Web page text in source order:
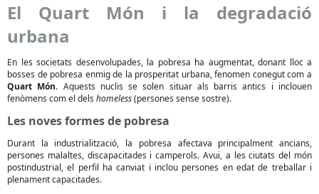
El Quart Món i la degradació
urbana
En les societats desenvolupades, la pobresa ha augmentat, donant lloc a
bosses de pobresa enmig de la prosperitat urbana, fenomen conegut com a
Quart Món. Aquests nuclis se solen situar als barris antics i inclouen
fenòmens com el dels homeless(persones sense sostre).
Les noves formes de pobresa
Durant la industrialització, la pobresa afectava principalment ancians,
persones malaltes, discapacitades i camperols. Avui, a les ciutats del món
postindustrial, el perfil ha canviat i inclou persones en edat de treballar i
plenament capacitades.